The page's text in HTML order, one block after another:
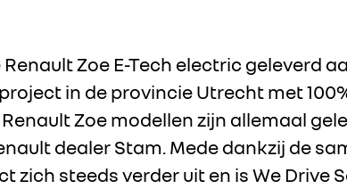
Zoe E-Tech electric geleverd
in de provincie Utrecht met
Zoe modellen zijn allemaal
dealer Stam. Mede dankzij de
zich steeds verder uit en is We Drive